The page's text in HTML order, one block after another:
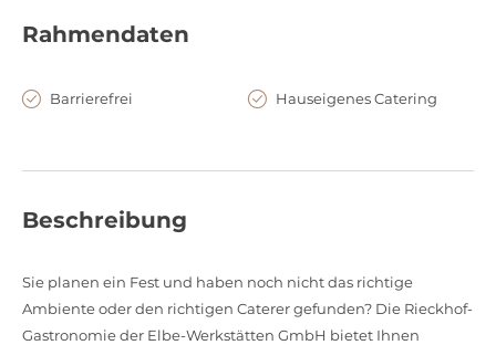
Rahmendaten
Barrierefrei Hauseigenes Catering
Beschreibung
Sie planen ein Fest und haben noch nicht das richtige
Ambiente oder den richtigen Caterer gefunden? Die Rieckhof-
Gastronomie der Elbe-Werkstätten GmbH bietet Ihnen